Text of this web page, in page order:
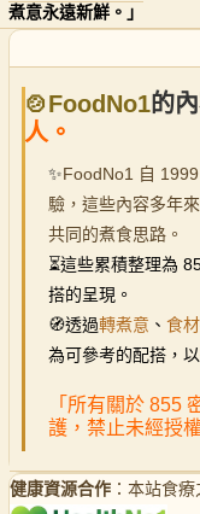
煮意永遠新鮮。」
🍲FoodNo1的
人。
✨FoodNo1 自
驗，這些內容多年
共同的煮食思路。
⏳這些累積整理為
搭的呈現。
🧭透過轉煮意 、 食
為可參考的配搭，
「所有關於 855
護，禁止未經授
健康資源合作 ：本站食